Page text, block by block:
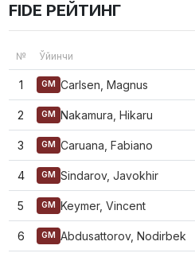
FIDE РЕЙТИНГ
№ Ўйинчи
1 GM Carlsen, Magnus
2 GM Nakamura, Hikaru
3 GM Caruana, Fabiano
4 GM Sindarov, Javokhir
5 GM Keymer, Vincent
6 GM Abdusattorov, Nodirbek